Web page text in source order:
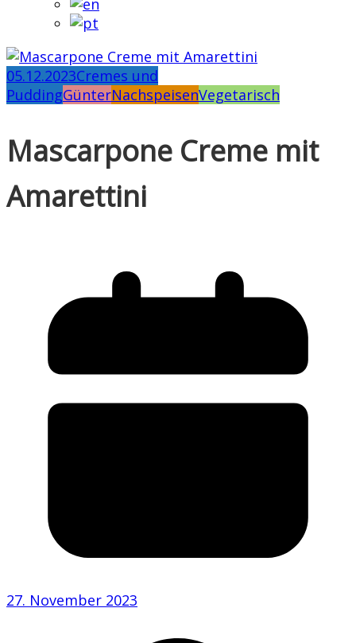
05.12.2023Cremes und
PuddingGünterNachspeisenVegetarisch
Mascarpone Creme mit
Amarettini
27. November 2023